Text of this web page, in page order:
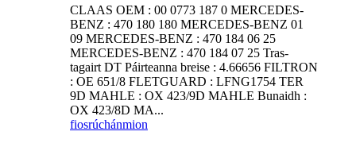
CLAAS OEM : 00 0773 187 0 MERCEDES-
BENZ : 470 180 180 MERCEDES-BENZ 01
09 MERCEDES-BENZ : 470 184 06 25
MERCEDES-BENZ : 470 184 07 25 Tras-
tagairt DT Páirteanna breise : 4.66656 FILTRON
: OE 651/8 FLETGUARD : LFNG1754 TER
9D MAHLE : OX 423/9D MAHLE Bunaidh :
OX 423/8D MA...
fiosrúchánmion